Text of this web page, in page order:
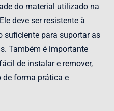
do material utilizado na
deve ser resistente à
suficiente para suportar as
Também é importante
de instalar e remover,
de forma prática e